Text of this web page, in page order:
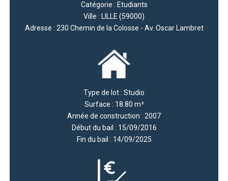
Catégorie : Etudiants
Ville : LILLE (59000)
Adresse : 230 Chemin de la Colosse - Av. Oscar Lambret
Type de lot : Studio
Surface : 18.80 m²
Année de construction : 2007
Début du bail : 15/09/2016
Fin du bail : 14/09/2025